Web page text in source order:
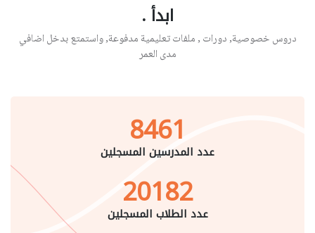
ابدأ .
دروس خصوصية, دورات , ملفات تعليمية مدفوعة, واستمتع بدخل اضافي
مدى العمر
8461
عدد المدرسين المسجلين
20182
عدد الطلاب المسجلين